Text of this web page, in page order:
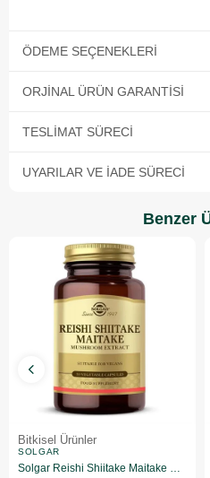
ÖDEME SEÇENEKLERI
ORJINAL ÜRÜN GARANTISI
TESLIMAT SÜRECI
UYARILAR VE İADE SÜRECI
Benzer
Bitkisel Ürünler
SOLGAR
Solgar Reishi Shiitake Maitake Mushroom Extract 50 Kapsül